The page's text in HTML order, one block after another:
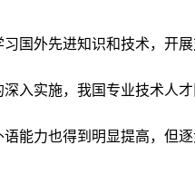
外先进知识和技术，开展
入实施，我国专业技术人
能力也得到明显提高，但